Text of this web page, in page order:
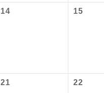
14 15
21 22
【日本国内空港施設使用
大人（12歳以上）320円
このツアーは以下の出発
道などを利用しご参加